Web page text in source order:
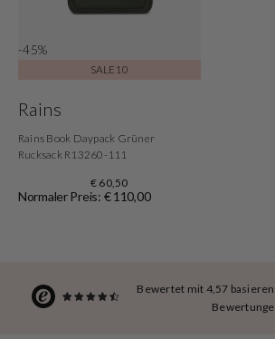
Bewertet mit 4,57
-45%
SALE10
Rains
Rains Book Daypack Grüner
Rucksack R13260-111
€ 60,50
Normaler Preis: € 110,00